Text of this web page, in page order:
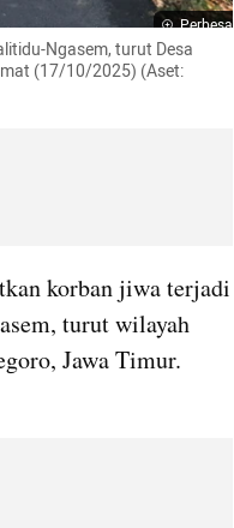
Perbesar
Ngasem, turut Desa
(17/10/2025) (Aset:
korban jiwa terjadi
turut wilayah
Jawa Timur.